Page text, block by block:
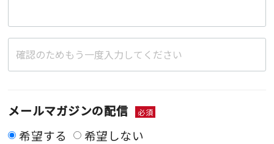
メールマガジンの配信 必須
希望する 希望しない